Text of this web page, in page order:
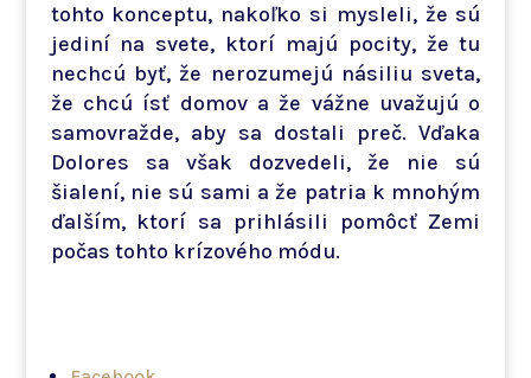
tohto konceptu, nakoľko si mysleli, že sú
jediní na svete, ktorí majú pocity, že tu
nechcú byť, že nerozumejú násiliu sveta,
že chcú ísť domov a že vážne uvažujú o
samovražde, aby sa dostali preč. Vďaka
Dolores sa však dozvedeli, že nie sú
šialení, nie sú sami a že patria k mnohým
ďalším, ktorí sa prihlásili pomôcť Zemi
počas tohto krízového módu.